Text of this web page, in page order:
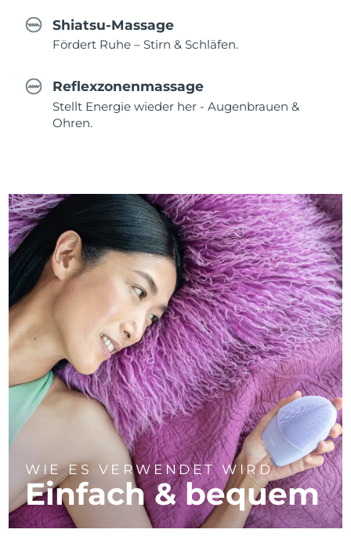
Shiatsu-Massage
Fördert Ruhe – Stirn & Schläfen.
Reflexzonenmassage
Stellt Energie wieder her - Augenbrauen &
Ohren.
WIE ES VERWENDET WIRD
Einfach & bequem